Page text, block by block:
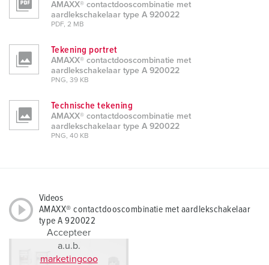
AMAXX® contactdooscombinatie met
aardlekschakelaar type A 920022
PDF, 2 MB
Tekening portret
AMAXX® contactdooscombinatie met
aardlekschakelaar type A 920022
PNG, 39 KB
Technische tekening
AMAXX® contactdooscombinatie met
aardlekschakelaar type A 920022
PNG, 40 KB
Videos
AMAXX® contactdooscombinatie met aardlekschakelaar
type A 920022
Accepteer
a.u.b.
marketingcoo